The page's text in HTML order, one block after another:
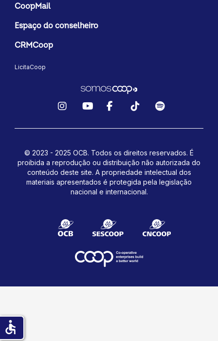
CoopMail
Espaço do conselheiro
CRMCoop
LicitaCoop
© 2023 - 2025 OCB. Todos os direitos reservados. É
proibida a reprodução ou distribuição não autorizada do
conteúdo deste site. A propriedade intelectual dos
materiais apresentados é protegida pela legislação
nacional e internacional.
accessible